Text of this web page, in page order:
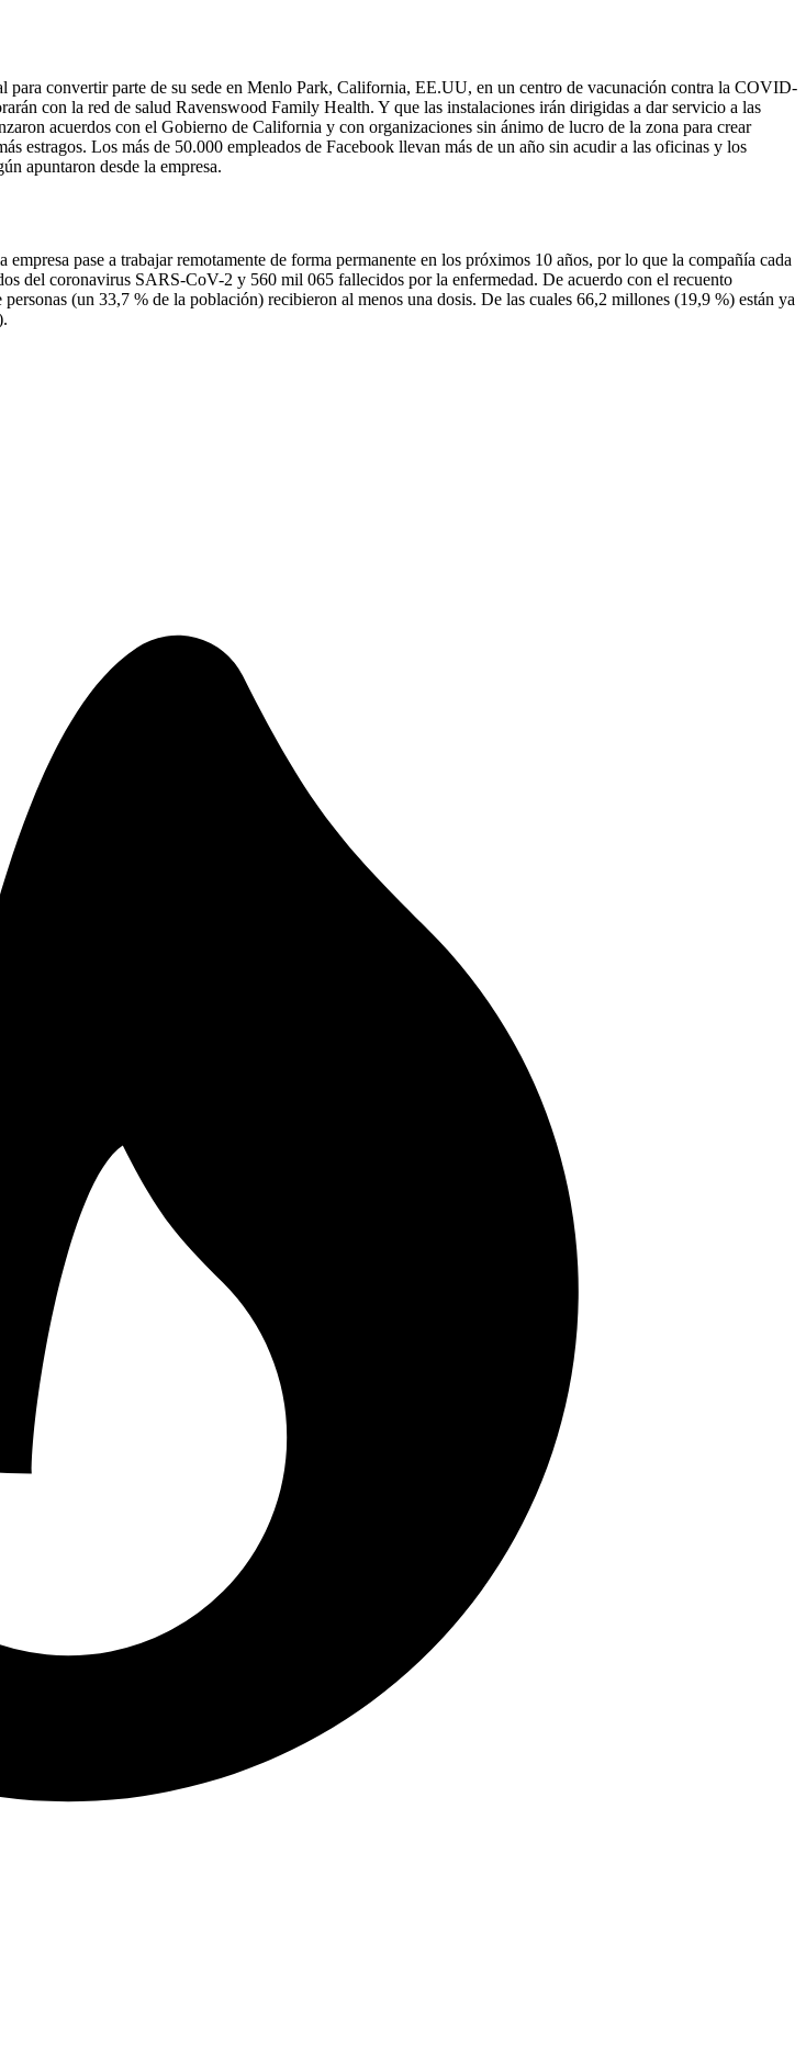
para convertir parte de su sede en Menlo Park, California, EE.UU, en un centro de vacunación contra la COVID-
con la red de salud Ravenswood Family Health. Y que las instalaciones irán dirigidas a dar servicio a las
acuerdos con el Gobierno de California y con organizaciones sin ánimo de lucro de la zona para crear
estragos. Los más de 50.000 empleados de Facebook llevan más de un año sin acudir a las oficinas y los
apuntaron desde la empresa.
pase a trabajar remotamente de forma permanente en los próximos 10 años, por lo que la compañía cada
del coronavirus SARS-CoV-2 y 560 mil 065 fallecidos por la enfermedad. De acuerdo con el recuento
(un 33,7 % de la población) recibieron al menos una dosis. De las cuales 66,2 millones (19,9 %) están ya